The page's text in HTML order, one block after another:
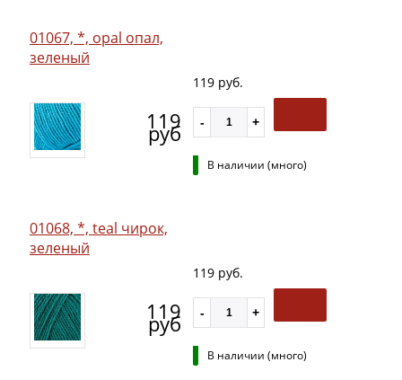
01067, *, opal опал,
зеленый
119
руб
119 руб.
В наличии (много)
01068, *, teal чирок,
зеленый
119
руб
119 руб.
В наличии (много)